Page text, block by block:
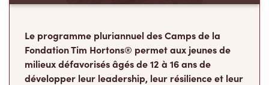
Le programme pluriannuel des Camps de la
Fondation Tim Hortons® permet aux jeunes de
milieux défavorisés âgés de 12 à 16 ans de
développer leur leadership, leur résilience et leur